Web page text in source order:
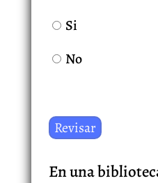
Si
No
En una